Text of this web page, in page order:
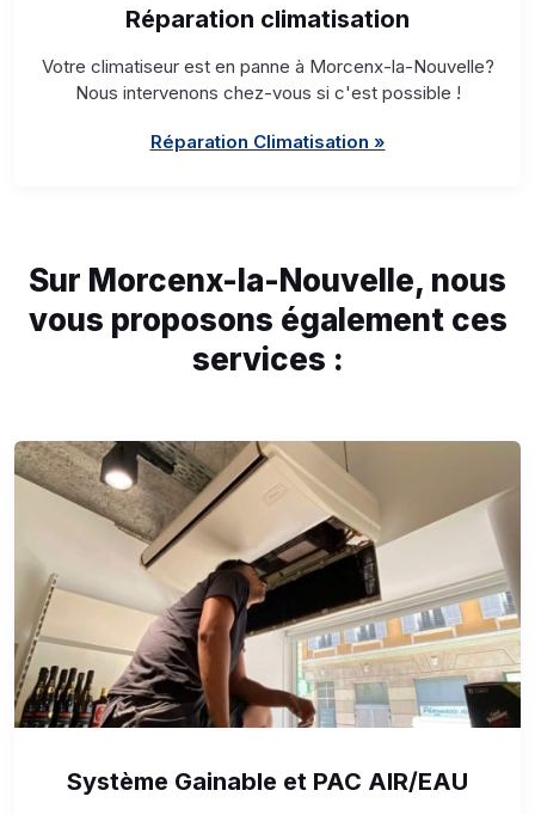
Réparation climatisation
Votre climatiseur est en panne à Morcenx-la-Nouvelle?
Nous intervenons chez-vous si c'est possible !
Réparation Climatisation »
Sur Morcenx-la-Nouvelle, nous
vous proposons également ces
services :
Système Gainable et PAC AIR/EAU